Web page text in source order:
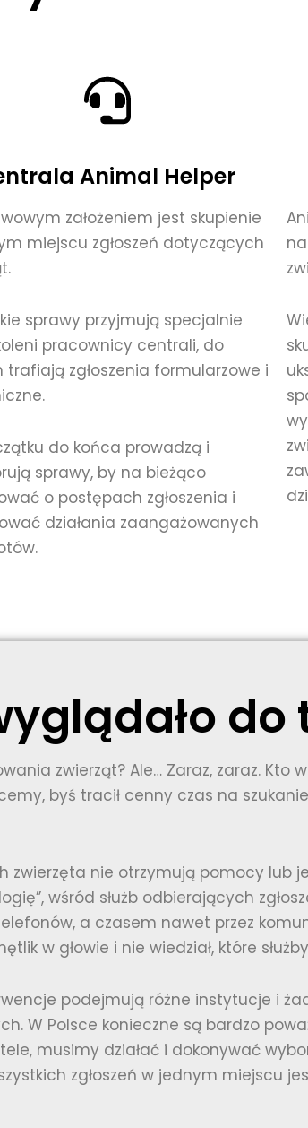
Animal Helper
założeniem jest skupienie
miejscu zgłoszeń dotyczących
sprawy przyjmują specjalnie
pracownicy centrali, do
trafiają zgłoszenia formularzowe i
do końca prowadzą i
sprawy, by na bieżąco
o postępach zgłoszenia i
działania zaangażowanych
do
zwierząt? Ale… Zaraz, zaraz. Kto
byś tracił cenny czas na
nie otrzymują pomocy lub
wśród służb odbierających
a czasem nawet przez
w głowie i nie wiedział, które
podejmują różne instytucje i
W Polsce konieczne są bardzo
musimy działać i dokonywać
zgłoszeń w jednym miejscu